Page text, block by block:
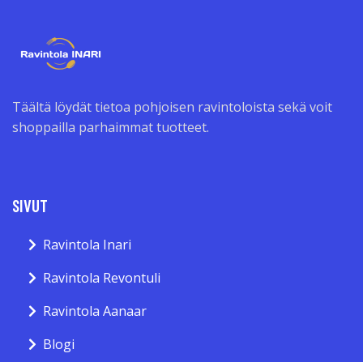
Täältä löydät tietoa pohjoisen ravintoloista sekä voit
shoppailla parhaimmat tuotteet.
SIVUT
Ravintola Inari
Ravintola Revontuli
Ravintola Aanaar
Blogi